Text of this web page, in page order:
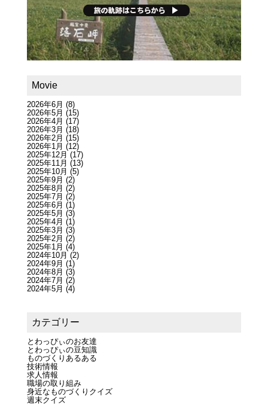
Movie
2026年6月 (8)
2026年5月 (15)
2026年4月 (17)
2026年3月 (18)
2026年2月 (15)
2026年1月 (12)
2025年12月 (17)
2025年11月 (13)
2025年10月 (5)
2025年9月 (2)
2025年8月 (2)
2025年7月 (2)
2025年6月 (1)
2025年5月 (3)
2025年4月 (1)
2025年3月 (3)
2025年2月 (2)
2025年1月 (4)
2024年10月 (2)
2024年9月 (1)
2024年8月 (3)
2024年7月 (2)
2024年5月 (4)
カテゴリー
とわっぴぃのお友達
とわっぴぃの豆知識
ものづくりあるある
技術情報
求人情報
職場の取り組み
身近なものづくりクイズ
週末クイズ